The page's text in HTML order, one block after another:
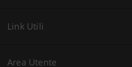
Link Utili
Area Utente